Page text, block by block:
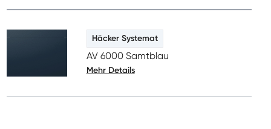
Häcker Systemat
AV 6000 Samtblau
Mehr Details